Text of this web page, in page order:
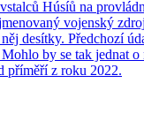
Húsíů na
vojenský
desítky. Předchozí
by se tak jednat
příměří z roku 2022.